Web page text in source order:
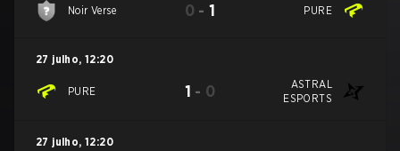
Noir Verse 0 -1 PURE
27 julho, 12:20
PURE 1 - 0
ASTRAL
ESPORTS
27 julho, 12:20